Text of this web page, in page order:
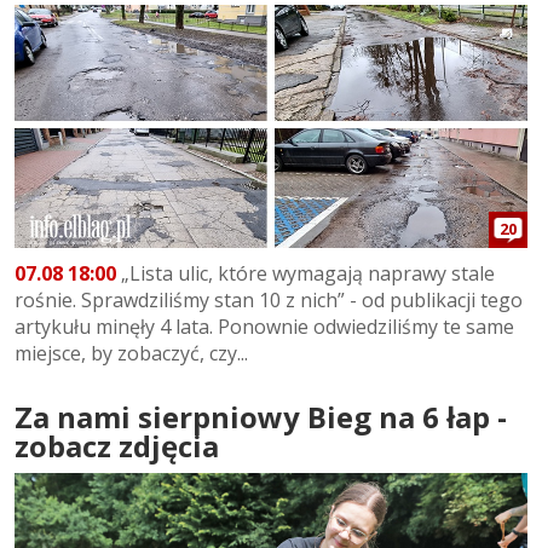
20
07.08 18:00 „Lista ulic, które wymagają naprawy stale
rośnie. Sprawdziliśmy stan 10 z nich” - od publikacji tego
artykułu minęły 4 lata. Ponownie odwiedziliśmy te same
miejsce, by zobaczyć, czy...
Za nami sierpniowy Bieg na 6 łap -
zobacz zdjęcia